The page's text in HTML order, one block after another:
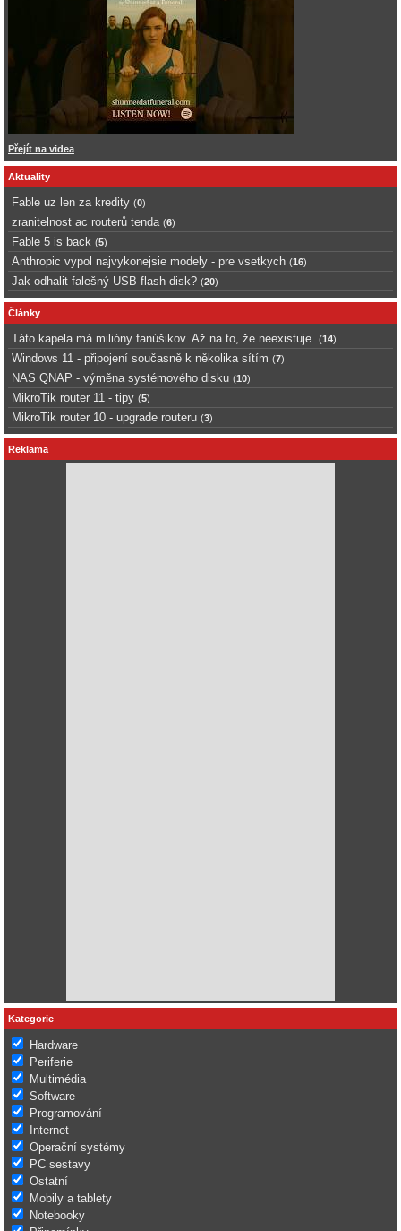
Přejít na videa
Aktuality
Fable uz len za kredity (0)
zranitelnost ac routerů tenda (6)
Fable 5 is back (5)
Anthropic vypol najvykonejsie modely - pre vsetkych (16)
Jak odhalit falešný USB flash disk? (20)
Články
Táto kapela má milióny fanúšikov. Až na to, že neexistuje. (14)
Windows 11 - připojení současně k několika sítím (7)
NAS QNAP - výměna systémového disku (10)
MikroTik router 11 - tipy (5)
MikroTik router 10 - upgrade routeru (3)
Reklama
Kategorie
Hardware
Periferie
Multimédia
Software
Programování
Internet
Operační systémy
PC sestavy
Ostatní
Mobily a tablety
Notebooky